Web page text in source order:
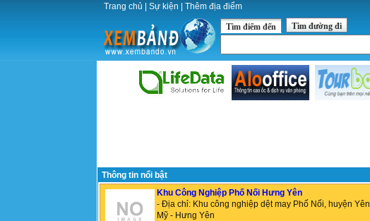
Trang chủ Sự kiện Thêm địa điểm
Tìm điểm đến Tìm đường đi
Thông tin nổi bật
Khu Công Nghiệp Phố Nối Hưng Yên
- Địa chỉ: Khu công nghiệp dệt may Phố Nối, huyện Yên
Mỹ - Hưng Yên